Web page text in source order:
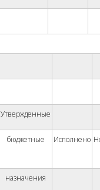
Утвержденные
бюджетные Исполнено
назначения